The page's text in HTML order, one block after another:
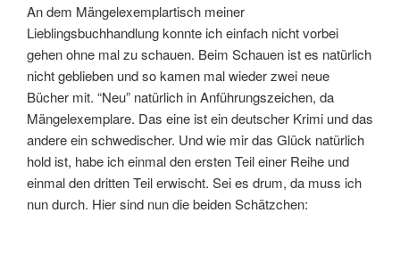
An dem Mängelexemplartisch meiner
Lieblingsbuchhandlung konnte ich einfach nicht vorbei
gehen ohne mal zu schauen. Beim Schauen ist es natürlich
nicht geblieben und so kamen mal wieder zwei neue
Bücher mit. “Neu” natürlich in Anführungszeichen, da
Mängelexemplare. Das eine ist ein deutscher Krimi und das
andere ein schwedischer. Und wie mir das Glück natürlich
hold ist, habe ich einmal den ersten Teil einer Reihe und
einmal den dritten Teil erwischt. Sei es drum, da muss ich
nun durch. Hier sind nun die beiden Schätzchen: